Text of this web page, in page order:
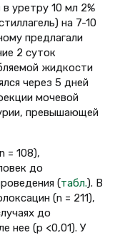
уретру 10 мл 2%
на 7-10
предлагали
2 суток
жидкости
через 5 дней
мочевой
превышающей
= 108),
до
(табл.). В
(n = 211),
до
нее (р <0,01). У